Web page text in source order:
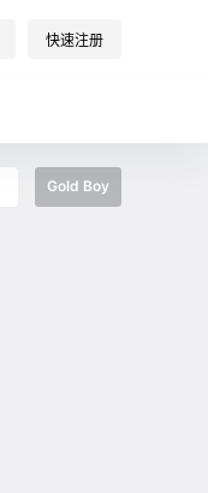
快速注册
Gold Boy